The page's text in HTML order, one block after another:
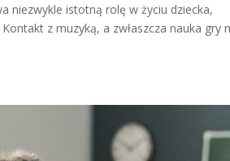
niezwykle istotną rolę w życiu dziecka,
z muzyką, a zwłaszcza nauka gry